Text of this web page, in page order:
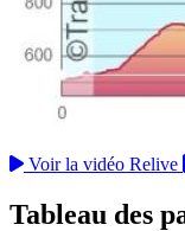
Voir la vidéo Relive
Tableau des